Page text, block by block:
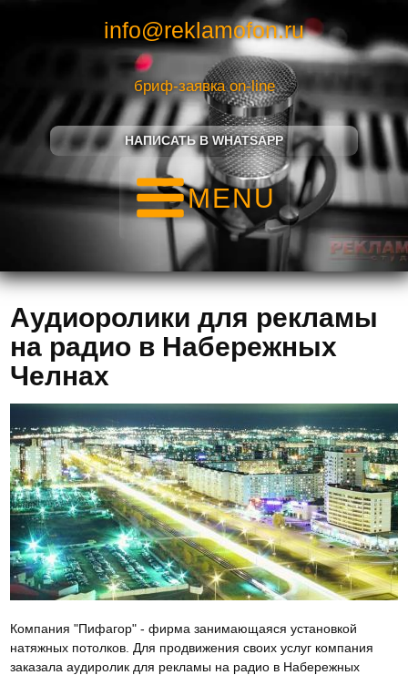
info@reklamofon.ru
бриф-заявка on-line
НАПИСАТЬ В WHATSAPP
MENU
Аудиоролики для рекламы
на радио в Набережных
Челнах
Компания "Пифагор" - фирма занимающаяся установкой
натяжных потолков. Для продвижения своих услуг компания
заказала аудиролик для рекламы на радио в Набережных